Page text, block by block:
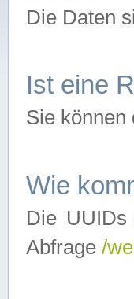
Die Daten
Ist eine
Sie können
Wie
Die
Abfrage /